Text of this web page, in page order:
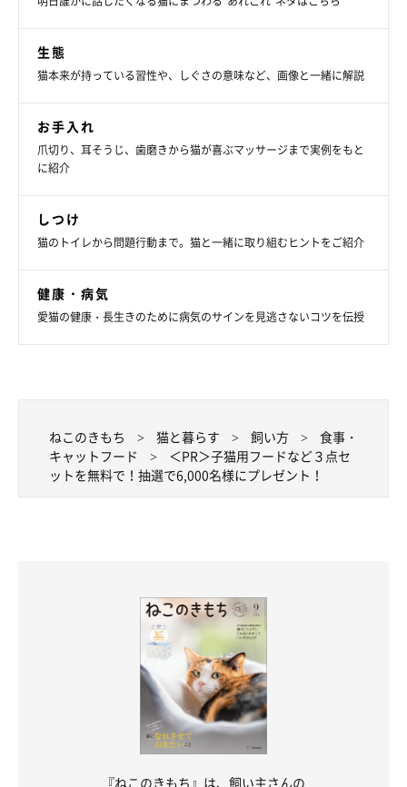
生態
猫本来が持っている習性や、しぐさの意味など、画像と一緒に解説
お手入れ
爪切り、耳そうじ、歯磨きから猫が喜ぶマッサージまで実例をもと
に紹介
しつけ
猫のトイレから問題行動まで。猫と一緒に取り組むヒントをご紹介
健康・病気
愛猫の健康・長生きのために病気のサインを見逃さないコツを伝授
ねこのきもち 猫と暮らす 飼い方
食事・
キャットフード
＜PR＞子猫用フードなど３点セ
ットを無料で！抽選で6,000名様にプレゼント！
『ねこのきもち』は、飼い主さんの